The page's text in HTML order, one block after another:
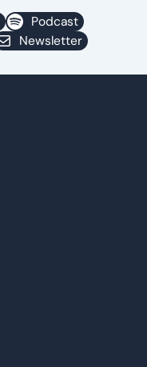
Podcast
Newsletter